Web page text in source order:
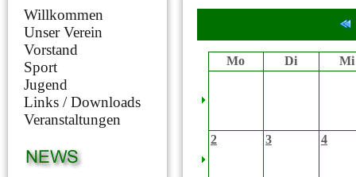
Willkommen
Unser Verein
Vorstand
Sport
Jugend
Links / Downloads
Veranstaltungen
Mo Di Mi
2 3 4